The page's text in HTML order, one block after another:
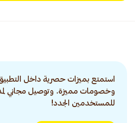
استمتع بميزات حصرية داخل
وخصومات مميزة. وتوصيل مجاني
للمستخدمين الجدد!